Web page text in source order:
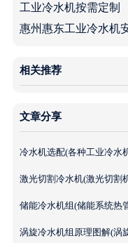
工业冷水机按需定制
惠州惠东工业冷水机
相关推荐
文章分享
冷水机选配(各种工业冷水
激光切割冷水机(激光切割
储能冷水机组(储能系统热
涡旋冷水机组原理图解(涡